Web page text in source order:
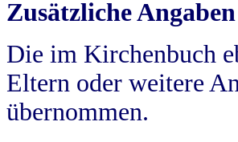
Zusätzliche
Die im Kirchenbuch
Eltern oder weitere
übernommen.